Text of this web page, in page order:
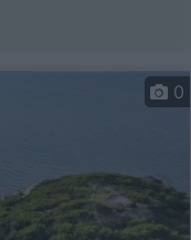
0